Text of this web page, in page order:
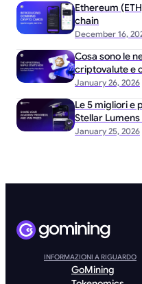
December 16,
Ethereum
chain
January 26, 2026
Cosa sono le
criptovalute e
January 25, 2026
Le 5 migliori e
Stellar
INFORMAZIONI A RIGUARDO
GoMining